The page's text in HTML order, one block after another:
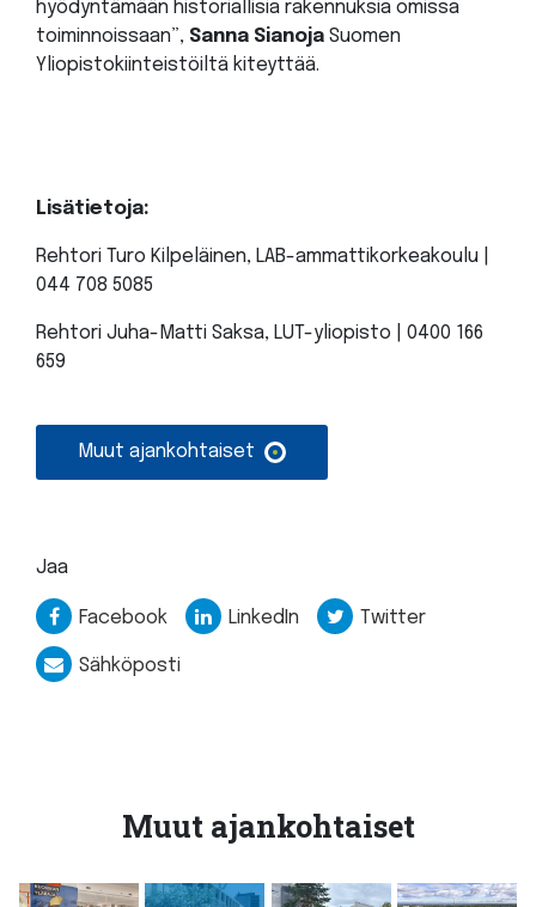
hyödyntämään historiallisia rakennuksia omissa
toiminnoissaan”, Sanna Sianoja Suomen
Yliopistokiinteistöiltä kiteyttää.
Lisätietoja:
Rehtori Turo Kilpeläinen, LAB-ammattikorkeakoulu |
044 708 5085
Rehtori Juha-Matti Saksa, LUT-yliopisto | 0400 166
659
Muut ajankohtaiset
Jaa
Facebook LinkedIn Twitter
Sähköposti
Muut ajankohtaiset